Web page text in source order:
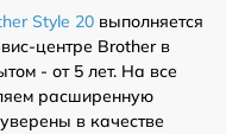
Style 20 выполняется
центре Brother в
- от 5 лет. На все
расширенную
в качестве